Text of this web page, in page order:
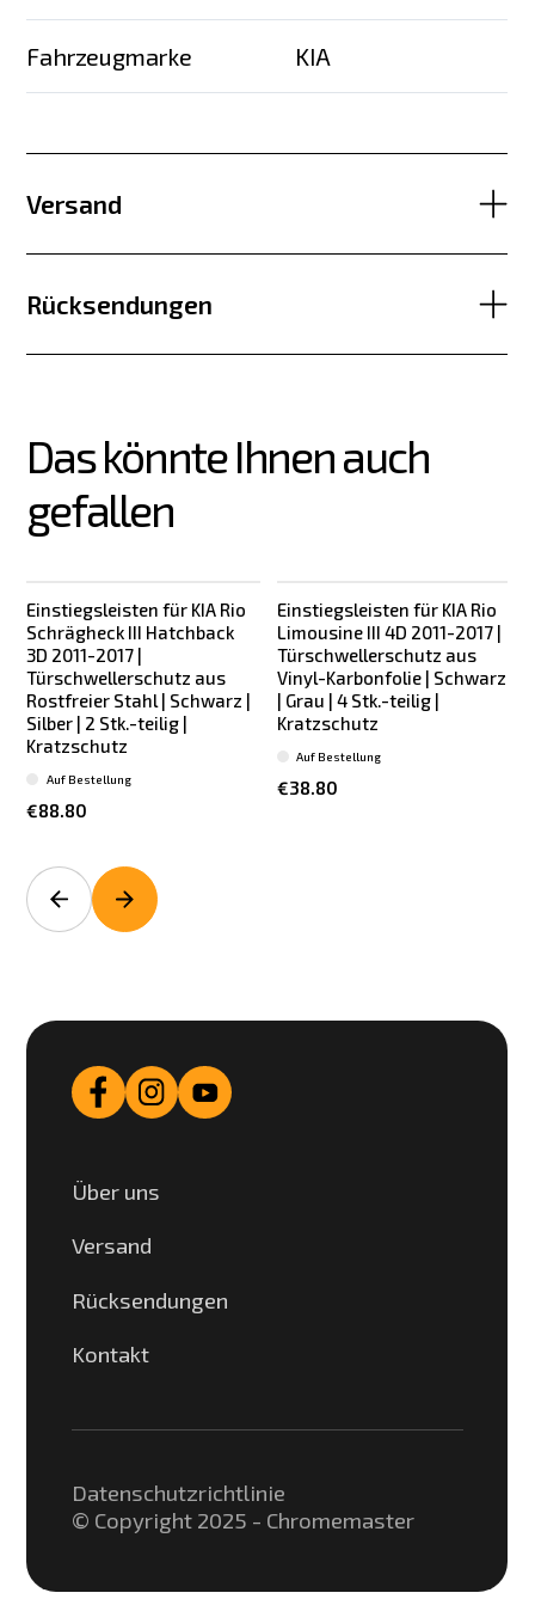
Fahrzeugmarke KIA
Versand
Rücksendungen
Das könnte Ihnen auch
gefallen
Einstiegsleisten für KIA Rio
Schrägheck III Hatchback
3D 2011-2017 |
Türschwellerschutz aus
Rostfreier Stahl | Schwarz |
Silber | 2 Stk.-teilig |
Kratzschutz
€88.80
Auf Bestellung
Einstiegsleisten für KIA Rio
Limousine III 4D 2011-2017 |
Türschwellerschutz aus
Vinyl-Karbonfolie | Schwarz
| Grau | 4 Stk.-teilig |
Kratzschutz
€38.80
Auf Bestellung
Über uns
Versand
Rücksendungen
Kontakt
© Copyright 2025 - Chromemaster
Datenschutzrichtlinie